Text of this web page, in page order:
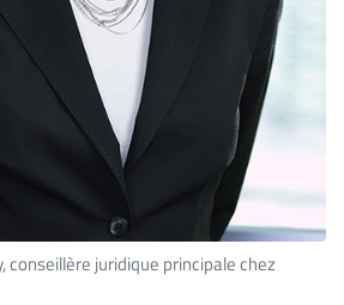
conseillère juridique principale chez